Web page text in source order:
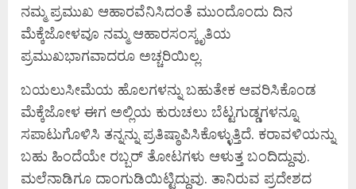
ನಮ್ಮ ಪ್ರಮುಖ ಆಹಾರವೆನಿಸಿದಂತೆ ಮುಂದೊಂದು ದಿನ
ಮೆಕ್ಕೆಜೋಳವೂ ನಮ್ಮ ಆಹಾರಸಂಸ್ಕೃತಿಯ
ಪ್ರಮುಖಭಾಗವಾದರೂ ಅಚ್ಚರಿಯಿಲ್ಲ.
ಬಯಲುಸೀಮೆಯ ಹೊಲಗಳನ್ನು ಬಹುತೇಕ ಆವರಿಸಿಕೊಂಡ
ಮೆಕ್ಕೆಜೋಳ ಈಗ ಅಲ್ಲಿಯ ಕುರುಚಲು ಬೆಟ್ಟಗುಡ್ಡಗಳನ್ನೂ
ಸಪಾಟುಗೊಳಿಸಿ ತನ್ನನ್ನು ಪ್ರತಿಷ್ಠಾಪಿಸಿಕೊಳ್ಳುತ್ತಿದೆ. ಕರಾವಳಿಯನ್ನು
ಬಹು ಹಿಂದೆಯೇ ರಬ್ಬರ್ ತೋಟಗಳು ಆಳುತ್ತ ಬಂದಿದ್ದುವು.
ಮಲೆನಾಡಿಗೂ ದಾಂಗುಡಿಯಿಟ್ಟಿದ್ದುವು. ತಾನಿರುವ ಪ್ರದೇಶದ